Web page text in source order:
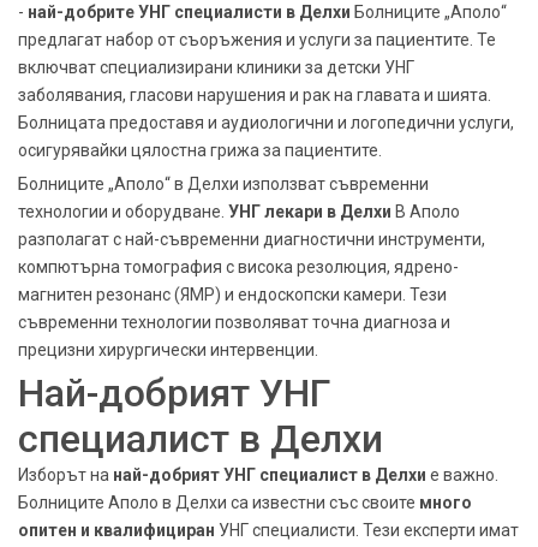
- най-добрите УНГ специалисти в Делхи Болниците „Аполо“
предлагат набор от съоръжения и услуги за пациентите. Те
включват специализирани клиники за детски УНГ
заболявания, гласови нарушения и рак на главата и шията.
Болницата предоставя и аудиологични и логопедични услуги,
осигурявайки цялостна грижа за пациентите.
Болниците „Аполо“ в Делхи използват съвременни
технологии и оборудване. УНГ лекари в Делхи В Аполо
разполагат с най-съвременни диагностични инструменти,
компютърна томография с висока резолюция, ядрено-
магнитен резонанс (ЯМР) и ендоскопски камери. Тези
съвременни технологии позволяват точна диагноза и
прецизни хирургически интервенции.
Най-добрият УНГ
специалист в Делхи
Изборът на най-добрият УНГ специалист в Делхи е важно.
Болниците Аполо в Делхи са известни със своите много
опитен и квалифициран УНГ специалисти. Тези експерти имат